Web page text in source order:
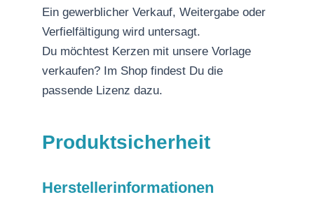
Ein gewerblicher Verkauf, Weitergabe oder
Verfielfältigung wird untersagt.
Du möchtest Kerzen mit unsere Vorlage
verkaufen? Im Shop findest Du die
passende Lizenz dazu.
Produktsicherheit
Herstellerinformationen